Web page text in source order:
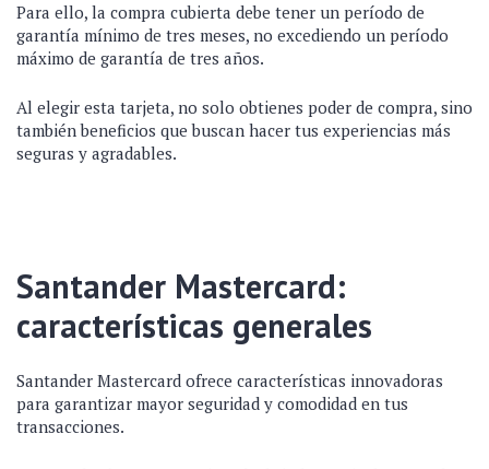
Para ello, la compra cubierta debe tener un período de
garantía mínimo de tres meses, no excediendo un período
máximo de garantía de tres años.
Al elegir esta tarjeta, no solo obtienes poder de compra, sino
también beneficios que buscan hacer tus experiencias más
seguras y agradables.
Santander Mastercard:
características generales
Santander Mastercard ofrece características innovadoras
para garantizar mayor seguridad y comodidad en tus
transacciones.